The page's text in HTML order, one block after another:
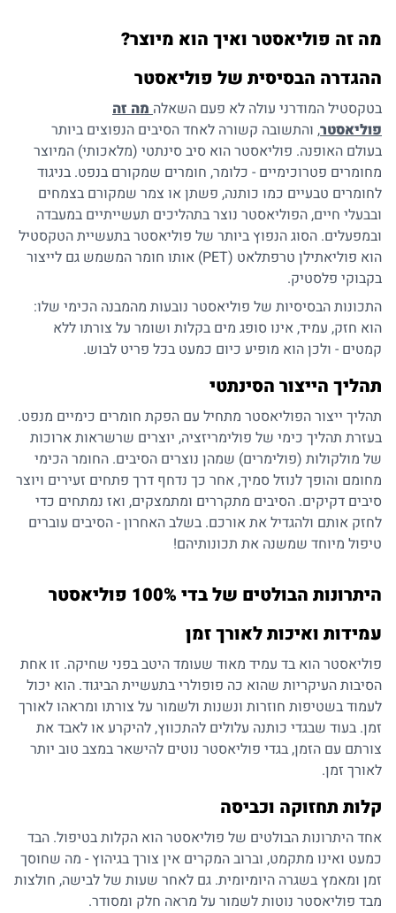
מה זה פוליאסטר ואיך הוא מיוצר?
ההגדרה הבסיסית של פוליאסטר
בטקסטיל המודרני עולה לא פעם השאלה מה זה
פוליאסטר, והתשובה קשורה לאחד הסיבים הנפוצים ביותר
בעולם האופנה. פוליאסטר הוא סיב סינתטי (מלאכותי) המיוצר
מחומרים פטרוכימיים - כלומר, חומרים שמקורם בנפט. בניגוד
לחומרים טבעיים כמו כותנה, פשתן או צמר שמקורם בצמחים
ובבעלי חיים, הפוליאסטר נוצר בתהליכים תעשייתיים במעבדה
ובמפעלים. הסוג הנפוץ ביותר של פוליאסטר בתעשיית הטקסטיל
הוא פוליאתילן טרפתלאט (PET) אותו חומר המשמש גם לייצור
בקבוקי פלסטיק.
התכונות הבסיסיות של פוליאסטר נובעות מהמבנה הכימי שלו:
הוא חזק, עמיד, אינו סופג מים בקלות ושומר על צורתו ללא
קמטים - ולכן הוא מופיע כיום כמעט בכל פריט לבוש.
תהליך הייצור הסינתטי
תהליך ייצור הפוליאסטר מתחיל עם הפקת חומרים כימיים מנפט.
בעזרת תהליך כימי של פולימריזציה, יוצרים שרשראות ארוכות
של מולקולות (פולימרים) שמהן נוצרים הסיבים. החומר הכימי
מחומם והופך לנוזל סמיך, אחר כך נדחף דרך פתחים זעירים ויוצר
סיבים דקיקים. הסיבים מתקררים ומתמצקים, ואז נמתחים כדי
לחזק אותם ולהגדיל את אורכם. בשלב האחרון - הסיבים עוברים
טיפול מיוחד שמשנה את תכונותיהם!
היתרונות הבולטים של בדי 100% פוליאסטר
עמידות ואיכות לאורך זמן
פוליאסטר הוא בד עמיד מאוד שעומד היטב בפני שחיקה. זו אחת
הסיבות העיקריות שהוא כה פופולרי בתעשיית הביגוד. הוא יכול
לעמוד בשטיפות חוזרות ונשנות ולשמור על צורתו ומראהו לאורך
זמן. בעוד שבגדי כותנה עלולים להתכווץ, להיקרע או לאבד את
צורתם עם הזמן, בגדי פוליאסטר נוטים להישאר במצב טוב יותר
לאורך זמן.
קלות תחזוקה וכביסה
אחד היתרונות הבולטים של פוליאסטר הוא הקלות בטיפול. הבד
כמעט ואינו מתקמט, וברוב המקרים אין צורך בגיהוץ - מה שחוסך
זמן ומאמץ בשגרה היומיומית. גם לאחר שעות של לבישה, חולצות
מבד פוליאסטר נוטות לשמור על מראה חלק ומסודר.